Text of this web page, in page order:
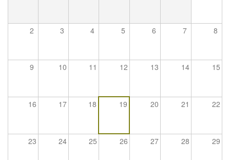
2 3 4 5 6 7 8
9 10 11 12 13 14 15
16 17 18 19 20 21 22
23 24 25 26 27 28 29